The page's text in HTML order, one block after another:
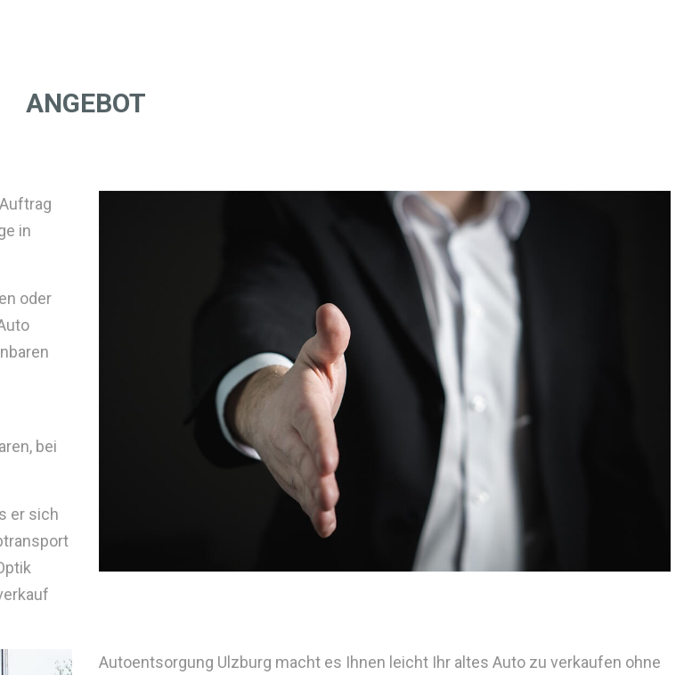
ANGEBOT
in
oder
bei
er sich
Autoentsorgung Ulzburg macht es Ihnen leicht Ihr altes Auto zu verkaufen ohne